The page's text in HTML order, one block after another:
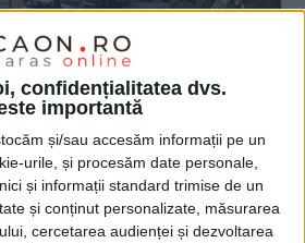
confidențialitatea dvs.
importantă
și/sau accesăm informații pe un
urile, și procesăm date personale,
și informații standard trimise de un
și conținut personalizate, măsurarea
cercetarea audienței și dezvoltarea
SEVERIN